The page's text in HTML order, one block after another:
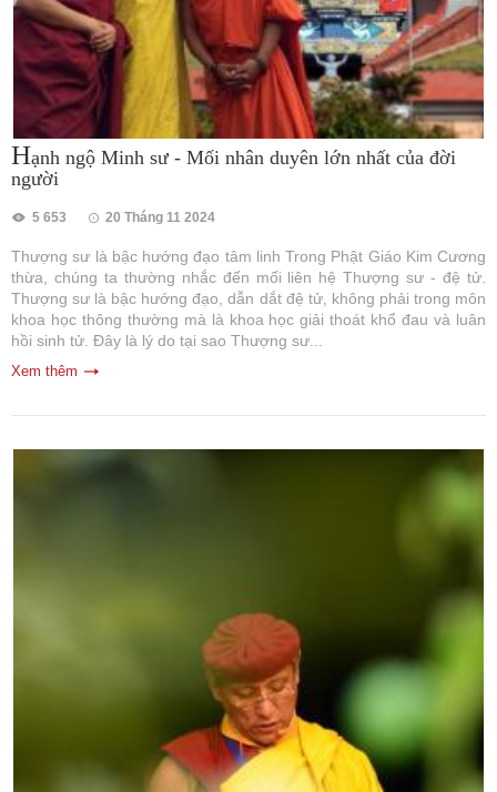
Hạnh ngộ Minh sư - Mối nhân duyên lớn nhất của đời
người
5 653 20 Tháng 11 2024
Thượng sư là bậc hướng đạo tâm linh Trong Phật Giáo Kim Cương
thừa, chúng ta thường nhắc đến mối liên hệ Thượng sư - đệ tử.
Thượng sư là bậc hướng đạo, dẫn dắt đệ tử, không phải trong môn
khoa học thông thường mà là khoa học giải thoát khổ đau và luân
hồi sinh tử. Đây là lý do tại sao Thượng sư...
Xem thêm